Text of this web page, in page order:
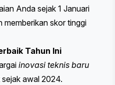
Anda sejak 1 Januari
memberikan skor tinggi
Tahun Ini
inovasi teknis baru
awal 2024.